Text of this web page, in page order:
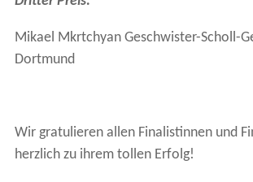
Mikael Mkrtchyan Geschwister-Scholl-
Dortmund
Wir gratulieren allen Finalistinnen und
herzlich zu ihrem tollen Erfolg!